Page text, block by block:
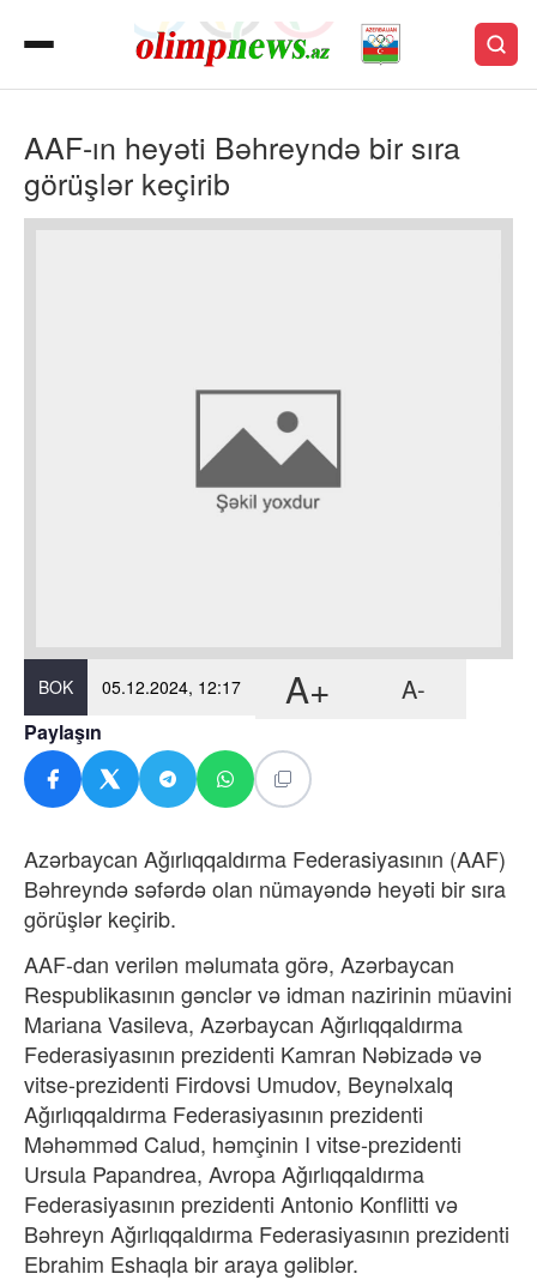
AAF-ın heyəti Bəhreyndə bir sıra
görüşlər keçirib
BOK 05.12.2024, 12:17 A+ A-
Paylaşın
Azərbaycan Ağırlıqqaldırma Federasiyasının (AAF)
Bəhreyndə səfərdə olan nümayəndə heyəti bir sıra
görüşlər keçirib.
AAF-dan verilən məlumata görə, Azərbaycan
Respublikasının gənclər və idman nazirinin müavini
Mariana Vasileva, Azərbaycan Ağırlıqqaldırma
Federasiyasının prezidenti Kamran Nəbizadə və
vitse-prezidenti Firdovsi Umudov, Beynəlxalq
Ağırlıqqaldırma Federasiyasının prezidenti
Məhəmməd Calud, həmçinin I vitse-prezidenti
Ursula Papandrea, Avropa Ağırlıqqaldırma
Federasiyasının prezidenti Antonio Konflitti və
Bəhreyn Ağırlıqqaldırma Federasiyasının prezidenti
Ebrahim Eshaqla bir araya gəliblər.